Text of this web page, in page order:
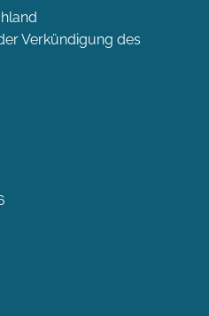
Verkündigung des